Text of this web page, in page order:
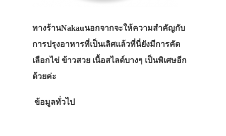
ทางร้านNakauนอกจากจะให้ความสำคัญกับ
การปรุงอาหารที่เป็นเลิศแล้วที่นี่ยังมีการคัด
เลือกไข่ ข้าวสวย เนื้อสไลด์บางๆ เป็นพิเศษอีก
ด้วยค่ะ
ข้อมูลทั่วไป